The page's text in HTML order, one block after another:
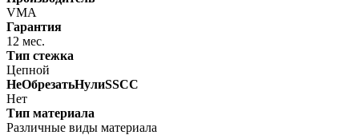
VMA
Гарантия
12 мес.
Тип стежка
Цепной
НеОбрезатьНулиSSCC
Нет
Тип материала
Различные виды материала